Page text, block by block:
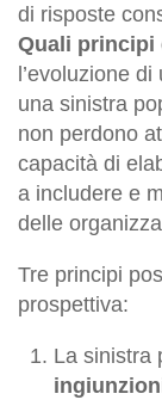
di risposte
Quali principi
l’evoluzione
una sinistra
non perdono
capacità di
a includere e
delle
Tre principi
prospettiva:
La sinistra